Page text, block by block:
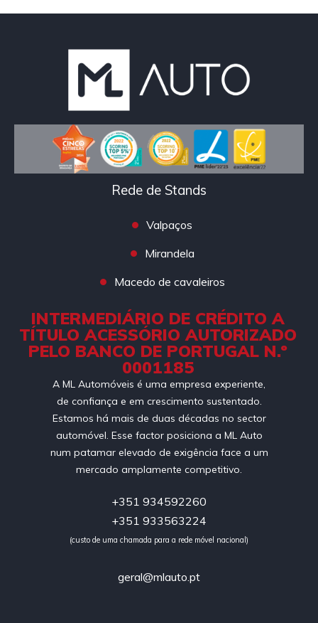
Rede de Stands
Valpaços
Mirandela
Macedo de cavaleiros
INTERMEDIÁRIO DE CRÉDITO A
TÍTULO ACESSÓRIO AUTORIZADO
PELO BANCO DE PORTUGAL N.º
0001185
A ML Automóveis é uma empresa experiente,
de confiança e em crescimento sustentado.
Estamos há mais de duas décadas no sector
automóvel. Esse factor posiciona a ML Auto
num patamar elevado de exigência face a um
mercado amplamente competitivo.
+351 934592260
+351 933563224
(custo de uma chamada para a rede móvel nacional)
geral@mlauto.pt